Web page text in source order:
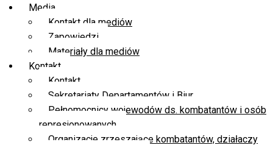
Media
Kontakt dla mediów
Zapowiedzi
Materiały dla mediów
Kontakt
Kontakt
Sekretariaty Departamentów i Biur
Pełnomocnicy wojewodów ds. kombatantów i osób
represjonowanych
Organizacje zrzeszające kombatantów, działaczy